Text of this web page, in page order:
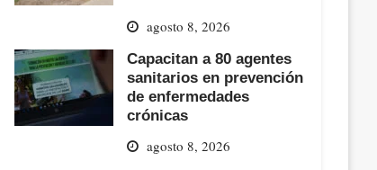
agosto 8, 2026
Capacitan a 80 agentes
sanitarios en prevención
de enfermedades
crónicas
agosto 8, 2026